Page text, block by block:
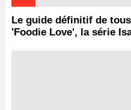
Le guide définitif de
'Foodie Love', la série